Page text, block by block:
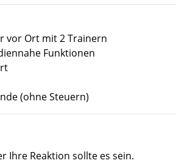
vor Ort mit 2 Trainern
Funktionen
(ohne Steuern)
Ihre Reaktion sollte es sein.